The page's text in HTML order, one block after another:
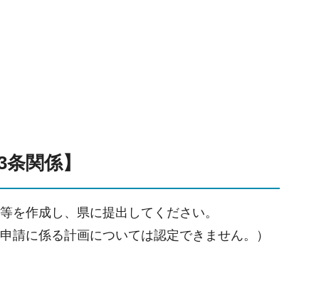
関係】
を作成し、県に提出してください。
請に係る計画については認定できません。）